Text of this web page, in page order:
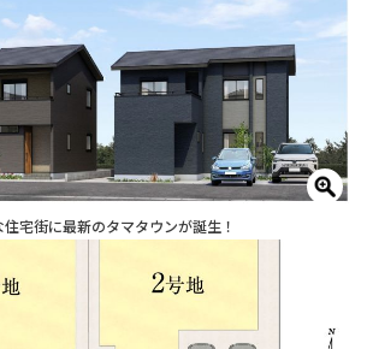
宅街に最新のタマタウンが誕生！